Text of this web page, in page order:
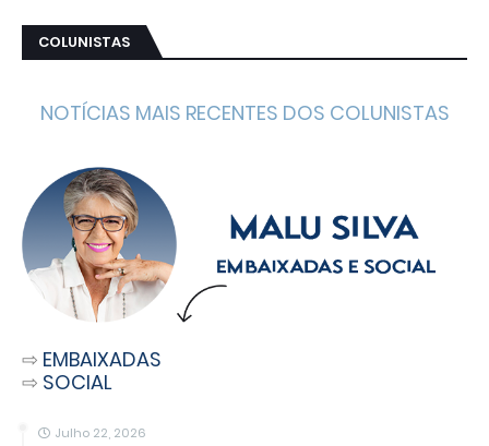
COLUNISTAS
NOTÍCIAS MAIS RECENTES DOS COLUNISTAS
⇨ EMBAIXADAS
⇨ SOCIAL
Julho 22, 2026